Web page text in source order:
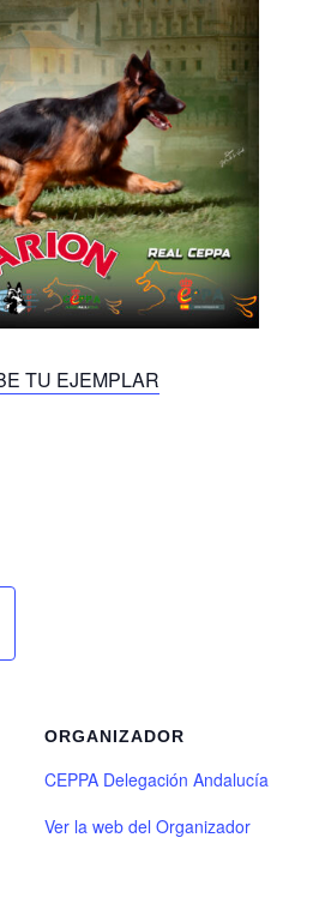
TU EJEMPLAR
ORGANIZADOR
CEPPA Delegación Andalucía
Ver la web del Organizador